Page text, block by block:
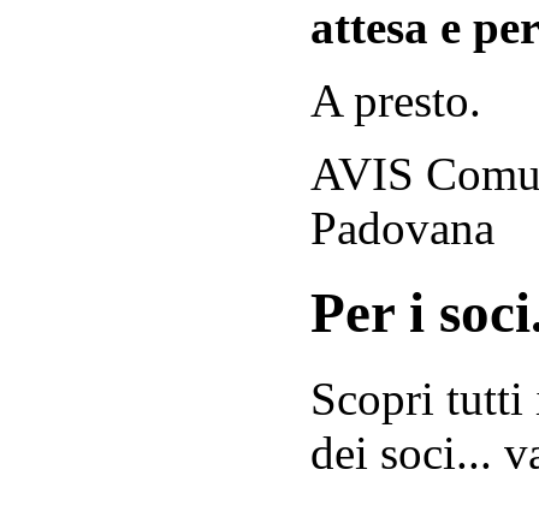
attesa e
A presto.
AVIS
Padovana
Per i
Scopri tutti
dei soci...